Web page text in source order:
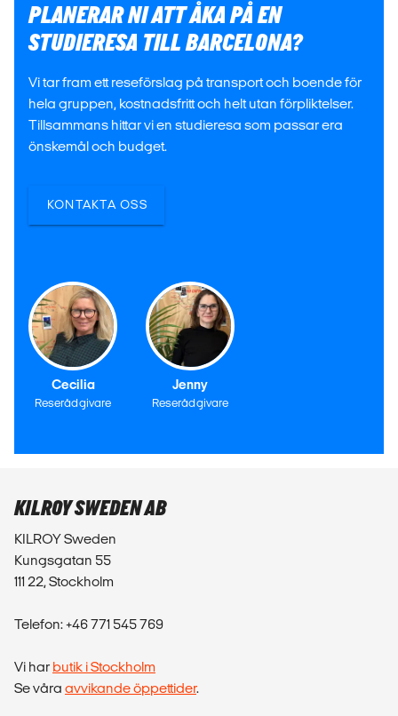
PLANERAR NI ATT ÅKA PÅ EN
STUDIERESA TILL BARCELONA?
Vi tar fram ett reseförslag på transport och boende för
hela gruppen, kostnadsfritt och helt utan förpliktelser.
Tillsammans hittar vi en studieresa som passar era
önskemål och budget.
KONTAKTA OSS
Cecilia
Reserådgivare
Jenny
Reserådgivare
KILROY SWEDEN AB
KILROY Sweden
Kungsgatan 55
111 22, Stockholm
Telefon: +46 771 545 769
Vi har butik i Stockholm
Se våra avvikande öppettider.